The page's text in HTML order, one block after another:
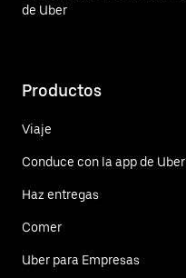
de Uber
Productos
Viaje
Conduce con la app de Uber
Haz entregas
Comer
Uber para Empresas